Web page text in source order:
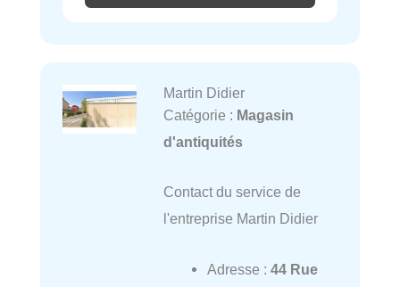
Martin Didier
Catégorie : Magasin
d'antiquités
Contact du service de
l'entreprise Martin Didier
Adresse : 44 Rue